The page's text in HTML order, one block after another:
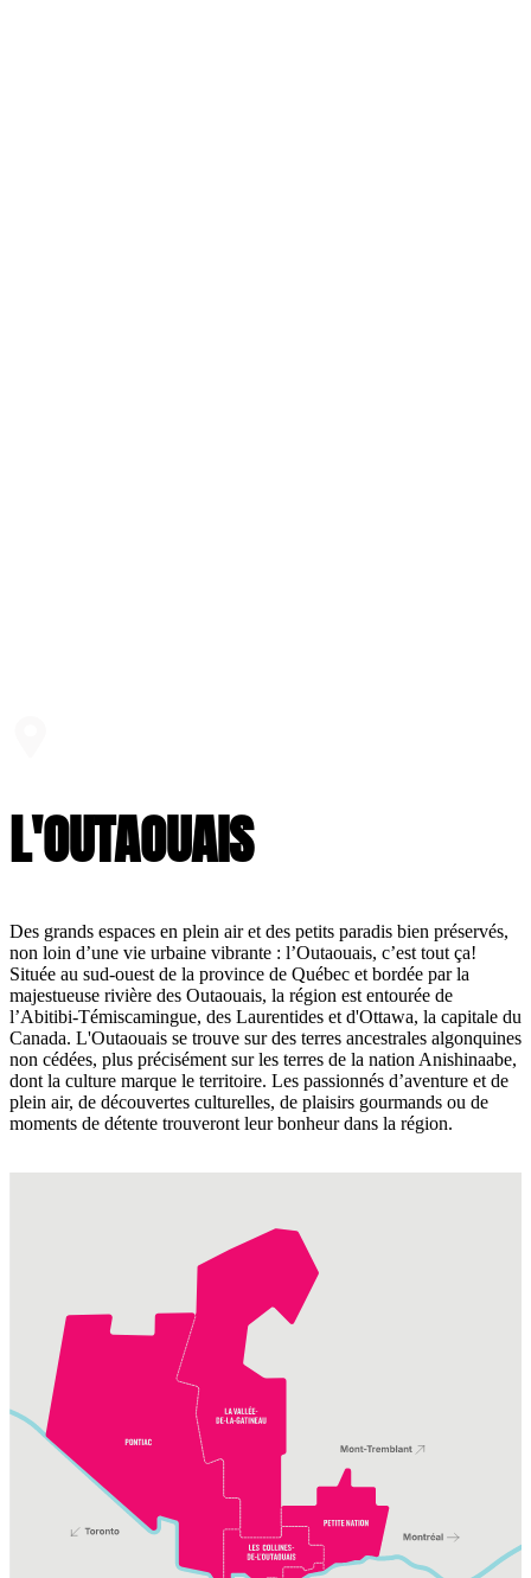
L'OUTAOUAIS
Des grands espaces en plein air et des petits paradis bien préservés,
non loin d’une vie urbaine vibrante : l’Outaouais, c’est tout ça!
Située au sud-ouest de la province de Québec et bordée par la
majestueuse rivière des Outaouais, la région est entourée de
l’Abitibi-Témiscamingue, des Laurentides et d'Ottawa, la capitale du
Canada. L'Outaouais se trouve sur des terres ancestrales algonquines
non cédées, plus précisément sur les terres de la nation Anishinaabe,
dont la culture marque le territoire. Les passionnés d’aventure et de
plein air, de découvertes culturelles, de plaisirs gourmands ou de
moments de détente trouveront leur bonheur dans la région.